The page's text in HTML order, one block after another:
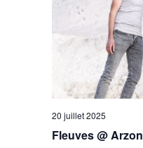
20 juillet 2025
Fleuves @ Arzon